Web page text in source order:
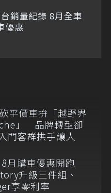
銷量紀錄 8月全車
優惠
平價車拚「越野界
」 品牌轉型卻
門客群拱手讓人
月購車優惠開跑
升級三件組、
享零利率